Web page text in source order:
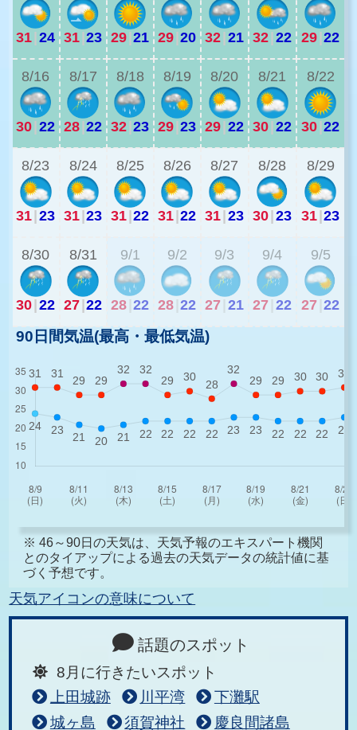
31|24 31|23 29|21 29|20 32|21 32|22 29|22
8/16
30|22
8/17
28|22
8/18
32|23
8/19
29|23
8/20
29|22
8/21
30|22
8/22
30|22
8/23
31|23
8/24
31|23
8/25
31|22
8/26
31|22
8/27
31|23
8/28
30|23
8/29
31|23
8/30
30|22
8/31
27|22
9/1
28 22
9/2
28 22
9/3
27 21
9/4
27 22
9/5
27 22
90日間気温(最高・最低気温)
※ 46～90日の天気は、天気予報のエキスパート機関
とのタイアップによる過去の天気データの統計値に基
づく予想です。
天気アイコンの意味について
話題のスポット
8月に行きたいスポット
上田城跡
川平湾
下灘駅
城ヶ島
須賀神社
慶良間諸島